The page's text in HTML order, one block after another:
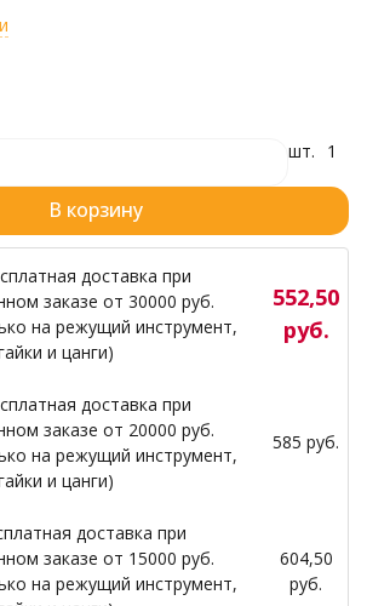
шт. 1
В корзину
доставка при
заказе от 30000 руб.
на режущий инструмент,
и цанги)
552,50
руб.
доставка при
заказе от 20000 руб.
на режущий инструмент,
и цанги)
585 руб.
доставка при
заказе от 15000 руб.
на режущий инструмент,
604,50
руб.